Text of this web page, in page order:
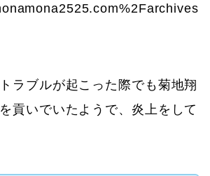
ラブルが起こった際でも菊地翔
貢いでいたようで、炎上をして